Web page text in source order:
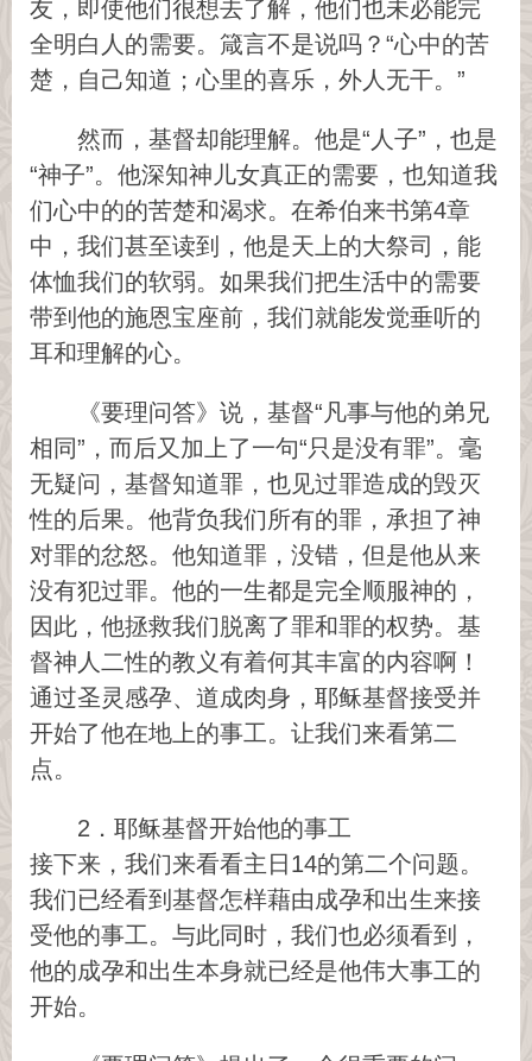
友，即使他们很想去了解，他们也未必能完
全明白人的需要。箴言不是说吗？“心中的苦
楚，自己知道；心里的喜乐，外人无干。”
然而，基督却能理解。他是“人子”，也是
“神子”。他深知神儿女真正的需要，也知道我
们心中的的苦楚和渴求。在希伯来书第4章
中，我们甚至读到，他是天上的大祭司，能
体恤我们的软弱。如果我们把生活中的需要
带到他的施恩宝座前，我们就能发觉垂听的
耳和理解的心。
《要理问答》说，基督“凡事与他的弟兄
相同”，而后又加上了一句“只是没有罪”。毫
无疑问，基督知道罪，也见过罪造成的毁灭
性的后果。他背负我们所有的罪，承担了神
对罪的忿怒。他知道罪，没错，但是他从来
没有犯过罪。他的一生都是完全顺服神的，
因此，他拯救我们脱离了罪和罪的权势。基
督神人二性的教义有着何其丰富的内容啊！
通过圣灵感孕、道成肉身，耶稣基督接受并
开始了他在地上的事工。让我们来看第二
点。
2．耶稣基督开始他的事工
接下来，我们来看看主日14的第二个问题。
我们已经看到基督怎样藉由成孕和出生来接
受他的事工。与此同时，我们也必须看到，
他的成孕和出生本身就已经是他伟大事工的
开始。